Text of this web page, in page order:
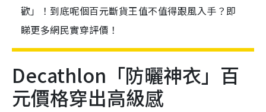
歡」！到底呢個百元斷貨王值不值得跟風入手？即
睇更多網民實穿評價！
Decathlon「防曬神衣」百
元價格穿出高級感